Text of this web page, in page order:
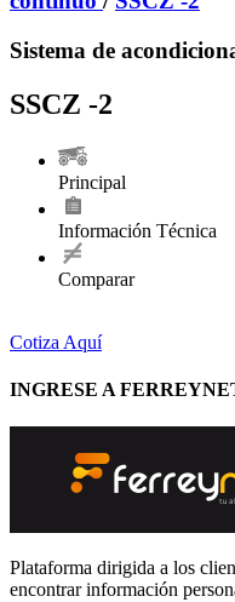
Sistema de
SSCZ -2
Principal
Información Técnica
Comparar
Cotiza Aquí
INGRESE A
Plataforma dirigida a los
encontrar información